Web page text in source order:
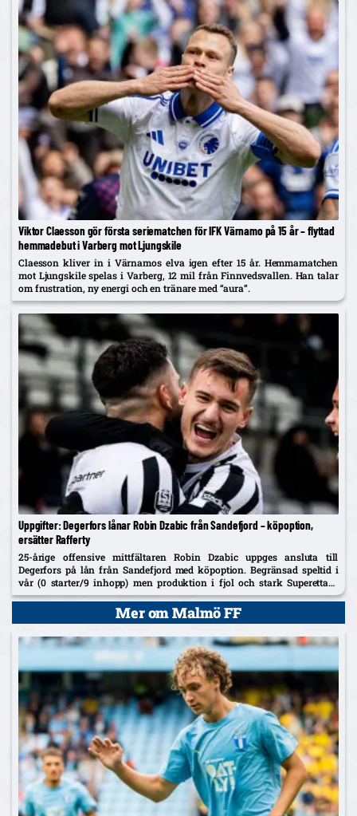
Viktor Claesson gör första seriematchen för IFK Värnamo på 15 år – flyttad
hemmadebut i Varberg mot Ljungskile
Claesson kliver in i Värnamos elva igen efter 15 år. Hemmamatchen
mot Ljungskile spelas i Varberg, 12 mil från Finnvedsvallen. Han talar
om frustration, ny energi och en tränare med “aura”.
Uppgifter: Degerfors lånar Robin Dzabic från Sandefjord – köpoption,
ersätter Rafferty
25-årige offensive mittfältaren Robin Dzabic uppges ansluta till
Degerfors på lån från Sandefjord med köpoption. Begränsad speltid i
vår (0 starter/9 inhopp) men produktion i fjol och stark Superettan-
historik i Landskrona.
Mer om Malmö FF